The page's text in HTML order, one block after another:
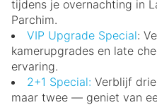
tijdens je overnachting in
Parchim.
VIP Upgrade Special:
kamerupgrades en late
ervaring.
2+1 Special: Verblijf
maar twee — geniet van